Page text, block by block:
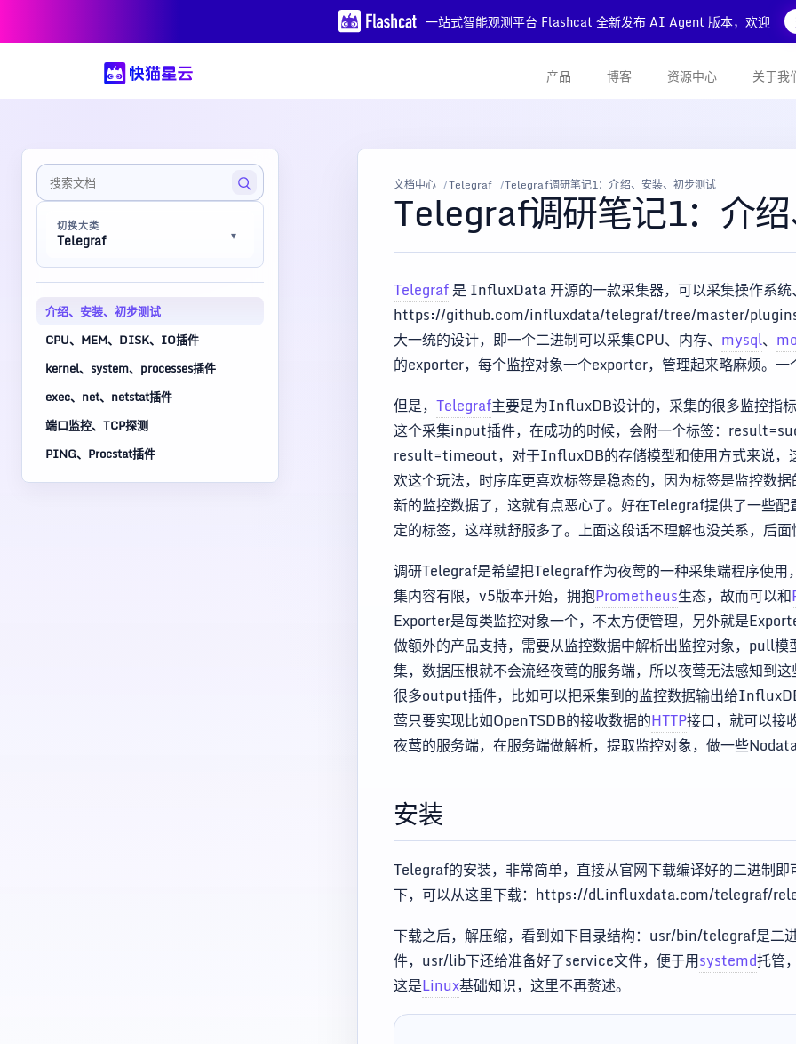
一站式智能观测平台 Flashcat 全新发布 AI Agent 版本，欢迎
产品 博客 资源中心 关于我
切换大类
Telegraf
介绍、安装、初步测试
CPU、MEM、DISK、IO插件
kernel、system、processes插件
exec、net、netstat插件
端口监控、TCP探测
PING、Procstat插件
文档中心 Telegraf Telegraf调研笔记1：介绍、安装、初步测试
Telegraf调研笔记1：介
Telegraf是 InfluxData 开源的一款采集器，可以采集操作系
https://github.com/influxdata/telegraf/tree/master/
大一统的设计，即一个二进制可以采集CPU、内存、 mysql、
的exporter，每个监控对象一个exporter，管理起来略麻烦。
但是， Telegraf主要是为InfluxDB设计的，采集的很多监控指
这个采集input插件，在成功的时候，会附一个标签：
result=timeout，对于InfluxDB的存储模型和使用方式来说，
欢这个玩法，时序库更喜欢标签是稳态的，因为标签是监控数
新的监控数据了，这就有点恶心了。好在Telegraf提供了一些
定的标签，这样就舒服多了。上面这段话不理解也没关系，后
调研Telegraf是希望把Telegraf作为夜莺的一种采集端程序使
集内容有限，v5版本开始，拥抱Prometheus生态，故而可以和
Exporter是每类监控对象一个，不太方便管理，另外就是
做额外的产品支持，需要从监控数据中解析出监控对象，pull
集，数据压根就不会流经夜莺的服务端，所以夜莺无法感知到
很多output插件，比如可以把采集到的监控数据输出给
莺只要实现比如OpenTSDB的接收数据的HTTP接口，就可以接
夜莺的服务端，在服务端做解析，提取监控对象，做一些
安装
Telegraf的安装，非常简单，直接从官网下载编译好的二进制
下，可以从这里下载：https://dl.influxdata.com/telegraf/
下载之后，解压缩，看到如下目录结构：usr/bin/telegraf是
件，usr/lib下还给准备好了service文件，便于用systemd托管
这是Linux基础知识，这里不再赘述。